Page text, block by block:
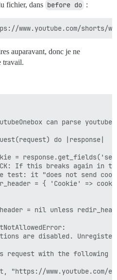
fichier, dans before do :
auparavant, donc je ne
travail.
can parse youtube
do |response|
=
If this breaks again in
test: it "does not send
= { 'Cookie' =>
= nil unless
are disabled.
request with the following
"https://www.youtube.com/